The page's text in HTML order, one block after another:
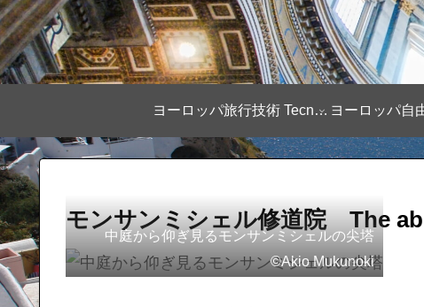
ヨーロッパ旅行技術 Tecnique
モンサンミシェル修道院 The
中庭から仰ぎ見るモンサンミシェルの尖塔
©Akio Mukunoki